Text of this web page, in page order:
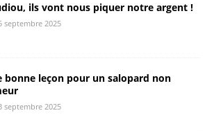
ils vont nous piquer notre argent !
septembre 2025
bonne leçon pour un salopard non
septembre 2025